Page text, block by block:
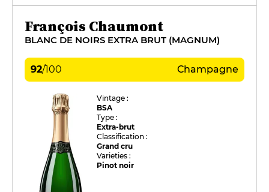
François Chaumont
BLANC DE NOIRS EXTRA BRUT (MAGNUM)
92/100 Champagne
Vintage :
BSA
Type :
Extra-brut
Classification :
Grand cru
Varieties :
Pinot noir